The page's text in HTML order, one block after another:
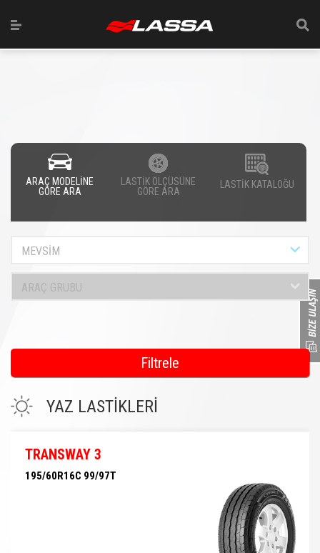
ARAÇ MODELİNE
GÖRE ARA
LASTİK ÖLÇÜSÜNE
GÖRE ARA
LASTİK KATALOĞU
MEVSİM
ARAÇ GRUBU
Filtrele
YAZ LASTİKLERİ
TRANSWAY 3
195/60R16C 99/97T